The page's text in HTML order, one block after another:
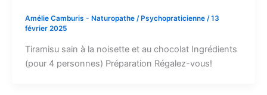
Amélie Camburis - Naturopathe / Psychopraticienne /13
février 2025
Tiramisu sain à la noisette et au chocolat Ingrédients
(pour 4 personnes) Préparation Régalez-vous!